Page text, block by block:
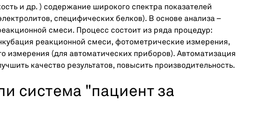
и др. ) содержание широкого спектра показателей
специфических белков). В основе анализа –
смеси. Процесс состоит из ряда процедур:
реакционной смеси, фотометрические измерения,
измерения (для автоматических приборов). Автоматизация
качество результатов, повысить производительность.
система "пациент за